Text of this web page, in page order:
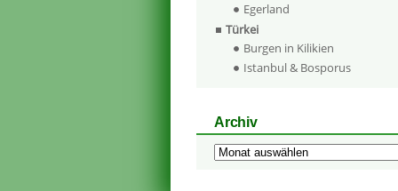
Egerland
Türkei
Burgen in Kilikien
Istanbul & Bosporus
Archiv
Archiv